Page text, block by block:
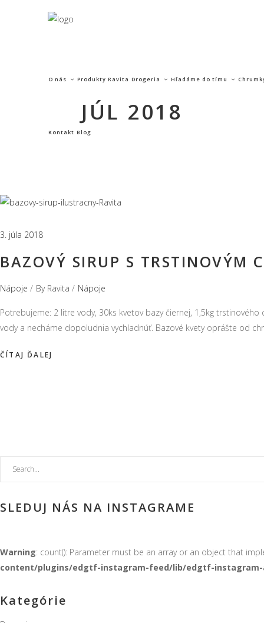
O nás Produkty Ravita Drogeria Hľadáme do tímu
Kontakt Blog
JÚL 2018
3. júla 2018
BAZOVÝ SIRUP S TRSTINOVÝM
Nápoje By Ravita Nápoje
Potrebujeme: 2 litre vody, 30ks kvetov bazy čiernej, 1,5kg
vody a necháme dopoludnia vychladnúť. Bazové kvety oprášte od
Search
for:
SLEDUJ NÁS NA INSTAGRAME
Warning: count(): Parameter must be an array or an object that
content/plugins/edgtf-instagram-feed/lib/edgtf-instagram-
Kategórie